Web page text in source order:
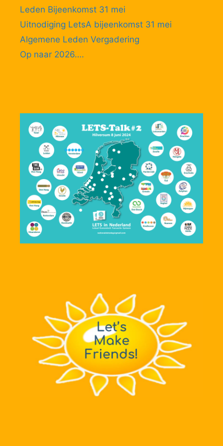
Leden Bijeenkomst 31 mei
Uitnodiging LetsA bijeenkomst 31 mei
Algemene Leden Vergadering
Op naar 2026….